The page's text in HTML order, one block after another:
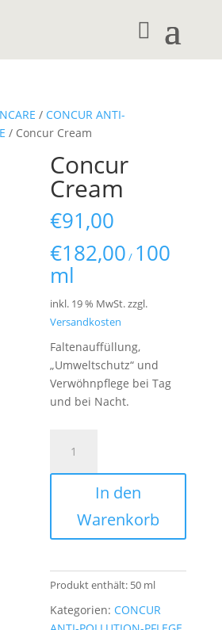
/ CONCUR ANTI-
/ Concur Cream
Concur
Cream
€91,00
€182,00 / 100
ml
inkl. 19 % MwSt.zzgl.
Versandkosten
Faltenauffüllung,
„Umweltschutz“ und
Verwöhnpflege bei Tag
und bei Nacht.
Cream
Menge
In den
Warenkorb
Produkt enthält: 50 ml
Kategorien: CONCUR